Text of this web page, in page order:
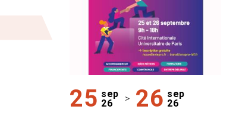
25 sep
26
> 26 sep
26